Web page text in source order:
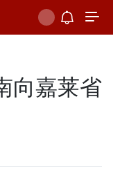
向嘉莱省